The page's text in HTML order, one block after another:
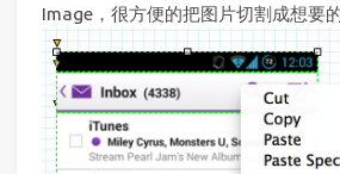
Image，很方便的把图片切割成想要的